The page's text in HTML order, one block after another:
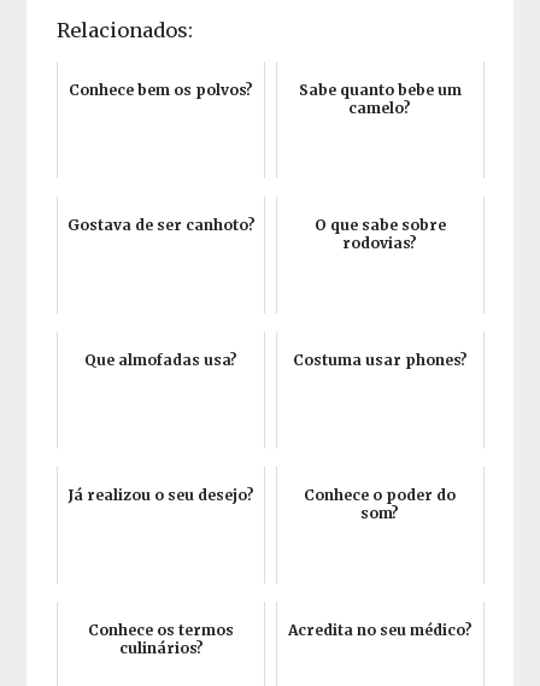
Relacionados:
Conhece bem os polvos?
Sabe quanto bebe um
camelo?
Gostava de ser canhoto?
O que sabe sobre
rodovias?
Que almofadas usa? Costuma usar phones?
Já realizou o seu desejo?
Conhece o poder do
som?
Conhece os termos
culinários?
Acredita no seu médico?